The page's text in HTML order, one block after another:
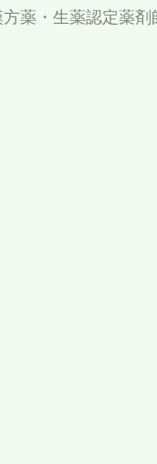
方薬・生薬認定